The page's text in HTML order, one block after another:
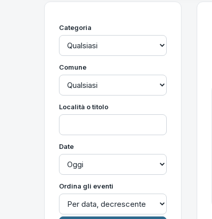
Categoria
Comune
Località o titolo
Date
Ordina gli eventi